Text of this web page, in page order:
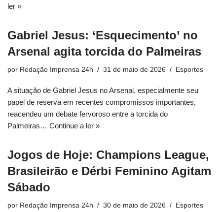
ler »
Gabriel Jesus: ‘Esquecimento’ no
Arsenal agita torcida do Palmeiras
por Redação Imprensa 24h 31 de maio de 2026 Esportes
A situação de Gabriel Jesus no Arsenal, especialmente seu
papel de reserva em recentes compromissos importantes,
reacendeu um debate fervoroso entre a torcida do
Palmeiras… Continue a ler »
Jogos de Hoje: Champions League,
Brasileirão e Dérbi Feminino Agitam
Sábado
por Redação Imprensa 24h 30 de maio de 2026 Esportes